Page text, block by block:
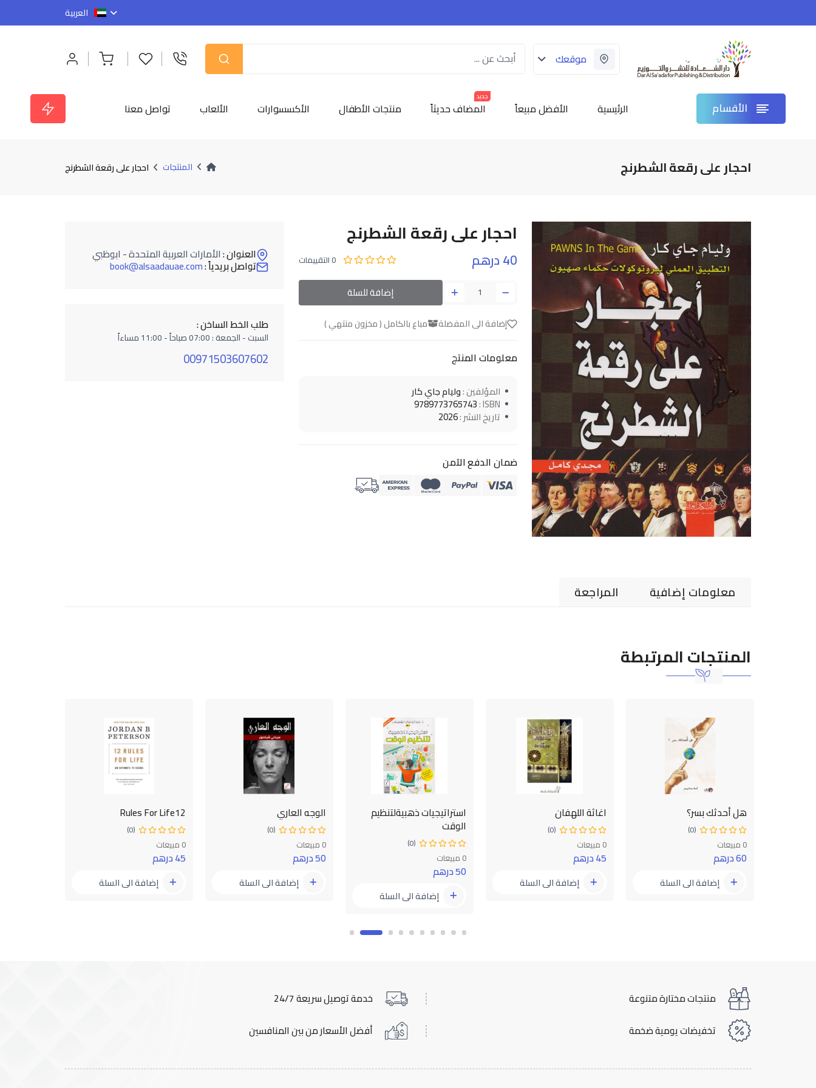
العربية
موقعك
الأقسام الرئيسية الأفضل مبيعاً
جديد
المضاف حديثاً منتجات الأطفال الأكسسوارات الألعاب تواصل معنا
احجار على رقعة الشطرنج المنتجات احجار على رقعة الشطرنج
احجار على رقعة الشطرنج
40 درهم 0 التقييمات
إضافة للسلة
إضافة الى المفضلة مباع بالكامل ( مخزون منتهي )
معلومات المنتج
المؤلفين :وليام جاي كار
ISBN :
9789773765743
تاريخ النشر :2026
ضمان الدفع الآمن
العنوان :الأمارات العربية المتحدة - ابوظبي
تواصل بريدياً :book@alsaadauae.com
طلب الخط الساخن :
السبت - الجمعة : 07:00 صباحاً - 11:00 مساءاً
00971503607602
معلومات إضافية المراجعة
المنتجات المرتبطة
Rules For Life12
(0)
0 مبيعات
45 درهم
إضافة الى السلة
الوجه العاري
(0)
0 مبيعات
50 درهم
إضافة الى السلة
استراتيجيات ذهبيةلتنظيم
الوقت
(0)
0 مبيعات
50 درهم
إضافة الى السلة
اغاثة اللهفان
(0)
0 مبيعات
45 درهم
إضافة الى السلة
هل أحدثك بسر؟
(0)
0 مبيعات
60 درهم
إضافة الى السلة
منتجات مختارة متنوعة
خدمة توصيل سريعة 24/7
تخفيضات يومية ضخمة
أفضل الأسعار من بين المنافسين